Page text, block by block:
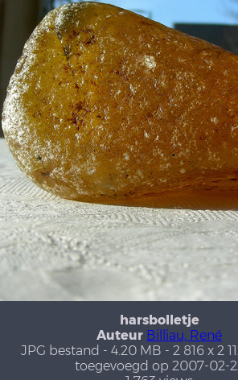
harsbolletje
Auteur Billiau, René
JPG bestand - 4.20 MB - 2 816 x 2
toegevoegd op 2007-02-